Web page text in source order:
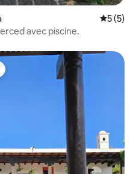
5 (5)
avec piscine.
plus appréciés